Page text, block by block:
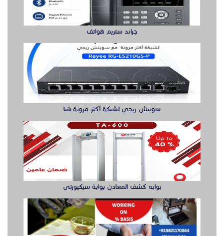
جراند ستريم هواتف
سويتش ريجي لشبكة أكثر مرونة هنا
بوابه كشف المعادن بوابة سيكيورتى